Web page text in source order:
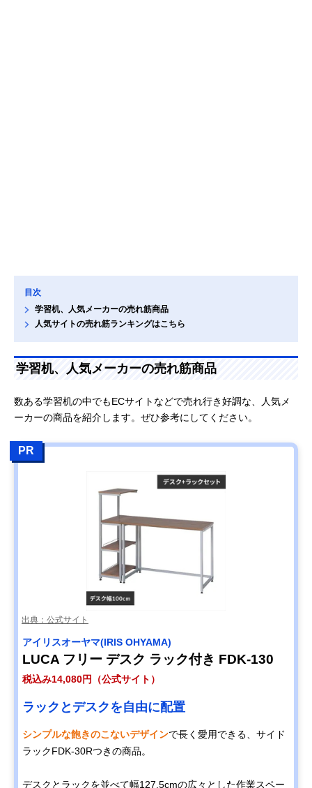
目次
学習机、人気メーカーの売れ筋商品
人気サイトの売れ筋ランキングはこちら
学習机、人気メーカーの売れ筋商品
数ある学習机の中でもECサイトなどで売れ行き好調な、人気メ
ーカーの商品を紹介します。ぜひ参考にしてください。
PR
出典：公式サイト
アイリスオーヤマ(IRIS OHYAMA)
LUCA フリー デスク ラック付き FDK-130
税込み14,080円（公式サイト）
ラックとデスクを自由に配置
シンプルな飽きのこないデザインで長く愛用できる、サイド
ラックFDK-30Rつきの商品。
デスクとラックを並べて幅127.5cmの広々とした作業スペー